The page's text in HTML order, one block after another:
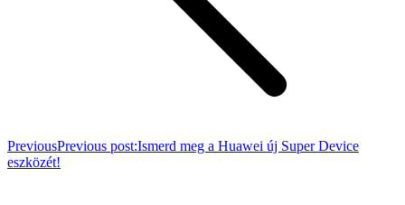
PreviousPrevious post:Ismerd meg a Huawei új Super Device
eszközét!